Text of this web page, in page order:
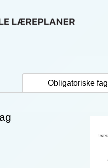
Obligatoriske fag